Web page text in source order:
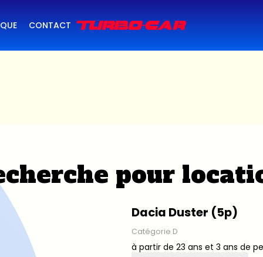
CONTACT
pour
Dacia Duster (5p)
Catégorie D
à partir de 23 ans et 3 ans de